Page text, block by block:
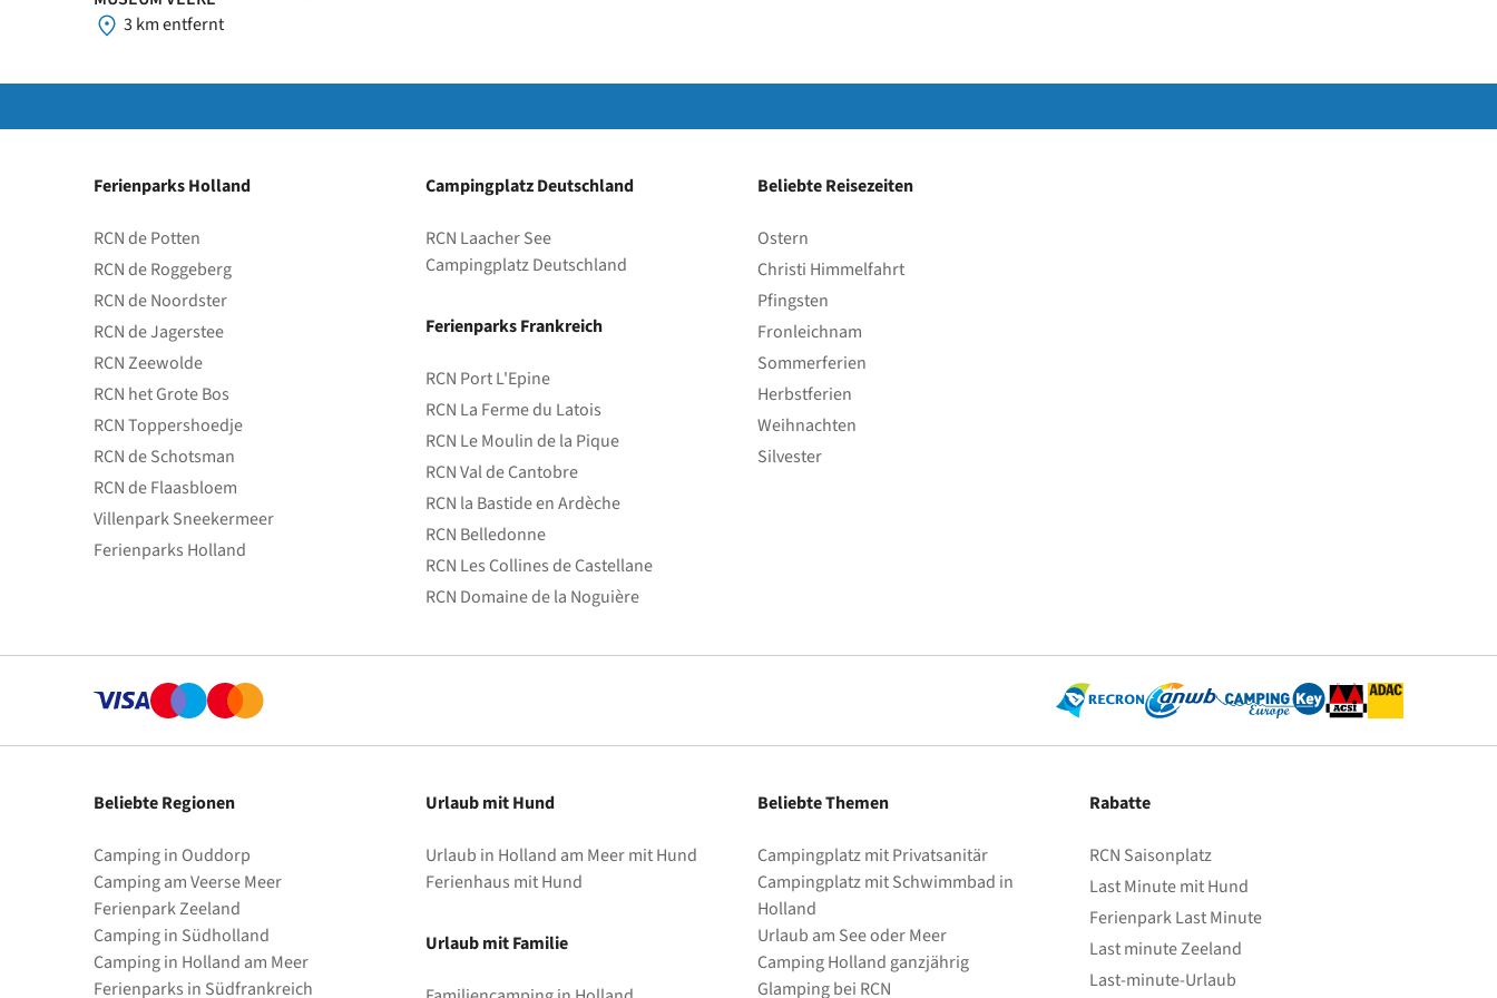
3 km entfernt
Ferienparks Holland
RCN de Potten
RCN de Roggeberg
RCN de Noordster
RCN de Jagerstee
RCN Zeewolde
RCN het Grote Bos
RCN Toppershoedje
RCN de Schotsman
RCN de Flaasbloem
Villenpark Sneekermeer
Ferienparks Holland
Campingplatz Deutschland
RCN Laacher See
Campingplatz Deutschland
Ferienparks Frankreich
RCN Port L'Epine
RCN La Ferme du Latois
RCN Le Moulin de la Pique
RCN Val de Cantobre
RCN la Bastide en Ardèche
RCN Belledonne
RCN Les Collines de Castellane
RCN Domaine de la Noguière
Beliebte Reisezeiten
Ostern
Christi Himmelfahrt
Pfingsten
Fronleichnam
Sommerferien
Herbstferien
Weihnachten
Silvester
Beliebte Regionen
Camping in Ouddorp
Camping am Veerse Meer
Ferienpark Zeeland
Camping in Südholland
Camping in Holland am Meer
Ferienparks in Südfrankreich
Urlaub mit Hund
Urlaub in Holland am Meer mit Hund
Ferienhaus mit Hund
Urlaub mit Familie
Beliebte Themen
Campingplatz mit Privatsanitär
Campingplatz mit Schwimmbad in
Holland
Urlaub am See oder Meer
Camping Holland ganzjährig
Glamping bei RCN
Rabatte
RCN Saisonplatz
Last Minute mit Hund
Ferienpark Last Minute
Last minute Zeeland
Last-minute-Urlaub